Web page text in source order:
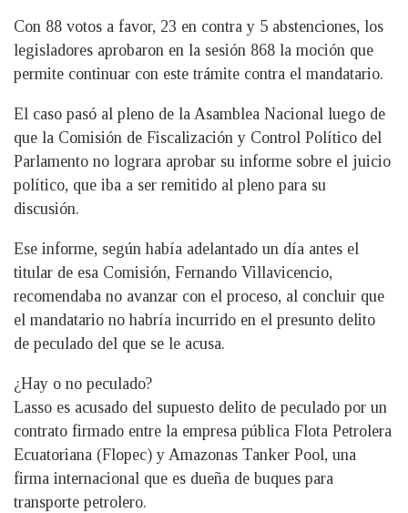
Con 88 votos a favor, 23 en contra y 5 abstenciones, los
legisladores aprobaron en la sesión 868 la moción que
permite continuar con este trámite contra el mandatario.
El caso pasó al pleno de la Asamblea Nacional luego de
que la Comisión de Fiscalización y Control Político del
Parlamento no lograra aprobar su informe sobre el juicio
político, que iba a ser remitido al pleno para su
discusión.
Ese informe, según había adelantado un día antes el
titular de esa Comisión, Fernando Villavicencio,
recomendaba no avanzar con el proceso, al concluir que
el mandatario no habría incurrido en el presunto delito
de peculado del que se le acusa.
¿Hay o no peculado?
Lasso es acusado del supuesto delito de peculado por un
contrato firmado entre la empresa pública Flota Petrolera
Ecuatoriana (Flopec) y Amazonas Tanker Pool, una
firma internacional que es dueña de buques para
transporte petrolero.